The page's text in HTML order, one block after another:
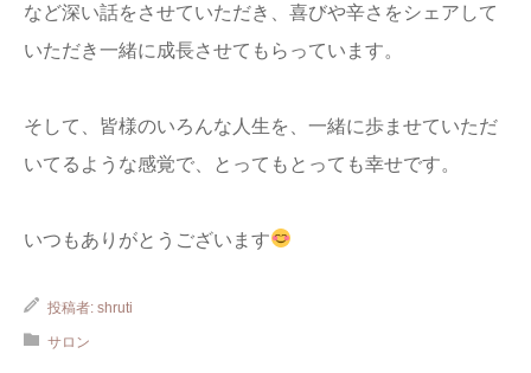
など深い話をさせていただき、喜びや辛さをシェアして
いただき一緒に成長させてもらっています。
そして、皆様のいろんな人生を、一緒に歩ませていただ
いてるような感覚で、とってもとっても幸せです。
いつもありがとうございます
投稿者: shruti
サロン